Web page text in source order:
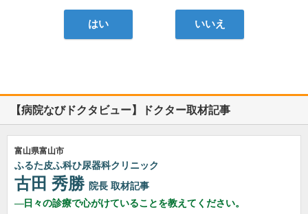
はい いいえ
【病院なびドクタビュー】ドクター取材記事
富山県富山市
ふるた皮ふ科ひ尿器科クリニック
古田 秀勝 院長 取材記事
日々の診療で心がけていることを教えてください。